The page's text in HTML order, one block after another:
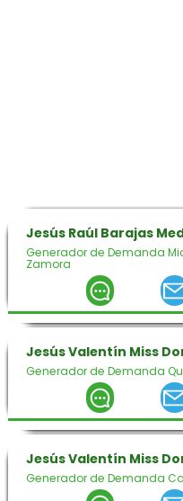
Jesús Raúl Barajas
Generador de Demanda
Zamora
Jesús Valentín Miss
Generador de Demanda
Jesús Valentín Miss
Generador de Demanda